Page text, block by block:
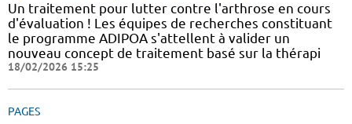
Un traitement pour lutter contre l'arthrose en cours
d'évaluation ! Les équipes de recherches constituant
le programme ADIPOA s'attellent à valider un
nouveau concept de traitement basé sur la thérapi
18/02/2026 15:25
PAGES